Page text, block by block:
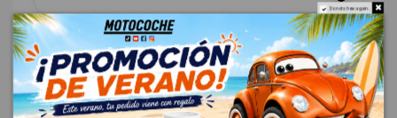
CARROCERÍA LATERALES 16
Do not show again.